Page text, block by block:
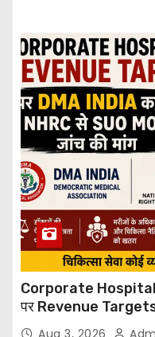
Corporate
पर Revenue Targets
बड़ा कदम, NHRC से
Aug 3, 2026